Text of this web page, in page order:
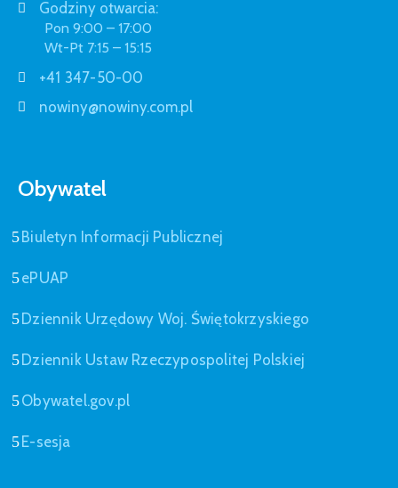
Godziny otwarcia:
Pon 9:00 – 17:00
Wt-Pt 7:15 – 15:15
+41 347-50-00
nowiny@nowiny.com.pl
Obywatel
Biuletyn Informacji Publicznej
ePUAP
Dziennik Urzędowy Woj. Świętokrzyskiego
Dziennik Ustaw Rzeczypospolitej Polskiej
Obywatel.gov.pl
E-sesja